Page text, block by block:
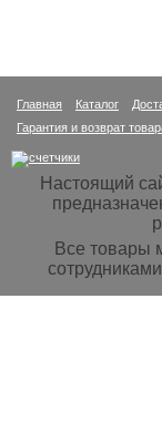
Главная Каталог
Гарантия и возврат
Настоящий
Все товары